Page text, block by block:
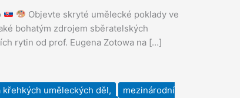
Objevte skryté umělecké poklady ve
bohatým zdrojem sběratelských
rytin od prof. Eugena Zotowa na […]
uměleckých děl,
mezinárodní